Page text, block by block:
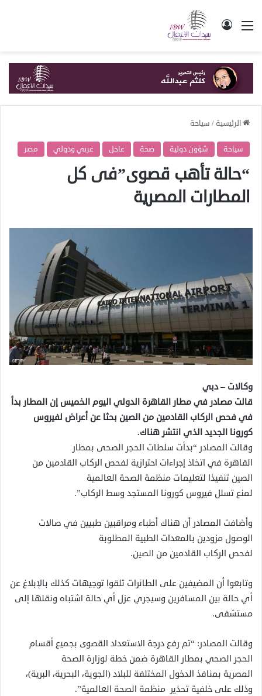
القائمة تسجيل الدخول
الرئيسية/ سياحة
سياحة شؤون دولية صحة عاجل عربي ودولي مصر
“حالة تأهب قصوى”فى كل
المطارات المصرية
وكالات – دبي
قالت مصادر في مطار القاهرة الدولي اليوم الخميس إن المطار بدأ
في فحص الركاب القادمين من الصين بحثا عن أعراض لفيروس
كورونا الجديد الذي انتشر هناك.
وقالت المصادر “بدأت سلطات الحجر الصحى بمطار
القاهرة في اتخاذ إجراءات احترازية لفحص الركاب القادمين من
الصين تنفيذا لتعليمات منظمة الصحة العالمية
لمنع تسلل فيروس كورونا المستجد وسط الركاب”.
وأضافت المصادر أن هناك أطباء ومراقبين طبيين في صالات
الوصول مزودين بالمعدات الطبية المطلوبة
لفحص الركاب القادمين من الصين.
وتابعوا أن المضيفين على الطائرات تلقوا توجيهات كذلك بالإبلاغ عن
أي حالة بين المسافرين وسيجري عزل أي حالة اشتباه ونقلها إلى
مستشفى.
وقالت المصادر: “تم رفع درجة الاستعداد القصوى بجميع أقسام
الحجر الصحي بمطار القاهرة ضمن خطة لوزارة الصحة
المصرية بمنافذ الدخول المختلفة للبلاد (الجوية، البحرية، البرية)،
وذلك على خلفيةتحذير منظمة الصحة العالمية”.